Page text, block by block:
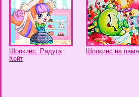
Шопкинс: Радуга
Кейт
Шопкинс на